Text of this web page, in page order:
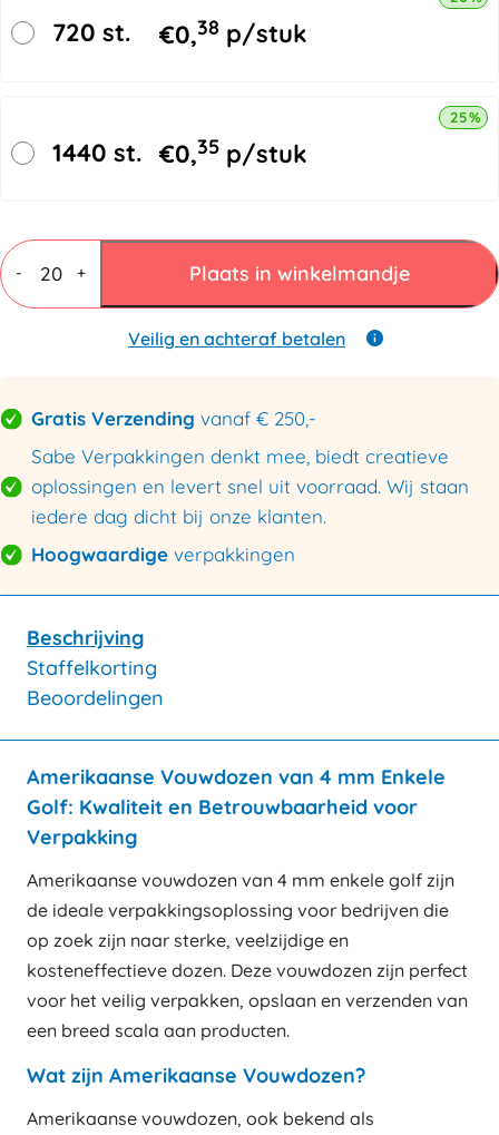
720 st. €0,38 p/stuk
1440 st. €0,35 p/stuk
25%
-
Vouwdozen
4
mm
+ Plaats in winkelmandje
Veilig en achteraf betalen
Gratis Verzending vanaf € 250,-
Sabe Verpakkingen denkt mee, biedt creatieve
oplossingen en levert snel uit voorraad. Wij staan
iedere dag dicht bij onze klanten.
Hoogwaardige verpakkingen
Beschrijving
Staffelkorting
Beoordelingen
Amerikaanse Vouwdozen van 4 mm Enkele
Golf: Kwaliteit en Betrouwbaarheid voor
Verpakking
Amerikaanse vouwdozen van 4 mm enkele golf zijn
de ideale verpakkingsoplossing voor bedrijven die
op zoek zijn naar sterke, veelzijdige en
kosteneffectieve dozen. Deze vouwdozen zijn perfect
voor het veilig verpakken, opslaan en verzenden van
een breed scala aan producten.
Wat zijn Amerikaanse Vouwdozen?
Amerikaanse vouwdozen, ook bekend als